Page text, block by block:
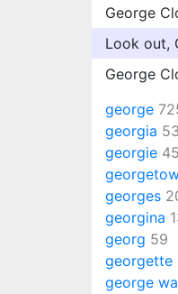
George
Look out,
George
george
georgia
georgie
georges
georgina
georg 59
georgette
george